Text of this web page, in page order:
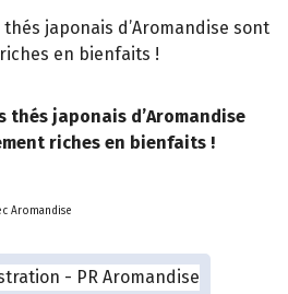
japonais d’Aromandise sont
en bienfaits !
thés japonais d’Aromandise
riches en bienfaits !
Aromandise